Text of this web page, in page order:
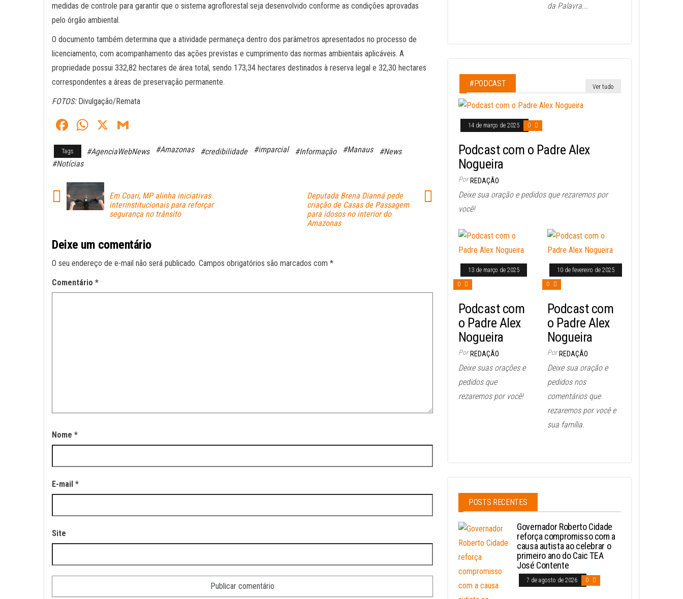
medidas de controle para garantir que o sistema agroflorestal seja desenvolvido conforme as condições aprovadas
pelo órgão ambiental.
O documento também determina que a atividade permaneça dentro dos parâmetros apresentados no processo de
licenciamento, com acompanhamento das ações previstas e cumprimento das normas ambientais aplicáveis. A
propriedade possui 332,82 hectares de área total, sendo 173,34 hectares destinados à reserva legal e 32,30 hectares
correspondentes a áreas de preservação permanente.
FOTOS:Divulgação/Remata
Fa
ce
bo
ok
W
ts
pp
X
ail
Tags #AgenciaWebNews #Amazonas #credibilidade #imparcial #Informação #Manaus
#News
#Notícias
Em Coari, MP alinha iniciativas
interinstitucionais para reforçar
segurança no trânsito
Deputada Brena Dianná pede
criação de Casas de Passagem
para idosos no interior do
Amazonas
Deixe um comentário
O seu endereço de e-mail não será publicado. Campos obrigatórios são marcados com *
Comentário *
Nome *
E-mail *
Site
da Palavra...
#PODCAST Ver tudo
14 de março de 2025 0
Podcast com o Padre Alex
Nogueira
Por REDAÇÃO
Deixe sua oração e pedidos que rezaremos por
você!
13 de março de 2025
0
Podcast com
o Padre Alex
Nogueira
Por REDAÇÃO
Deixe suas orações e
pedidos que
rezaremos por você!
10 de fevereiro de 2025
0
Podcast com
o Padre Alex
Nogueira
Por REDAÇÃO
Deixe sua oração e
pedidos nos
comentários que
rezaremos por você e
sua família.
POSTS RECENTES
Governador Roberto Cidade
reforça compromisso com a
causa autista ao celebrar o
primeiro ano do Caic TEA
José Contente
7 de agosto de 2026 0